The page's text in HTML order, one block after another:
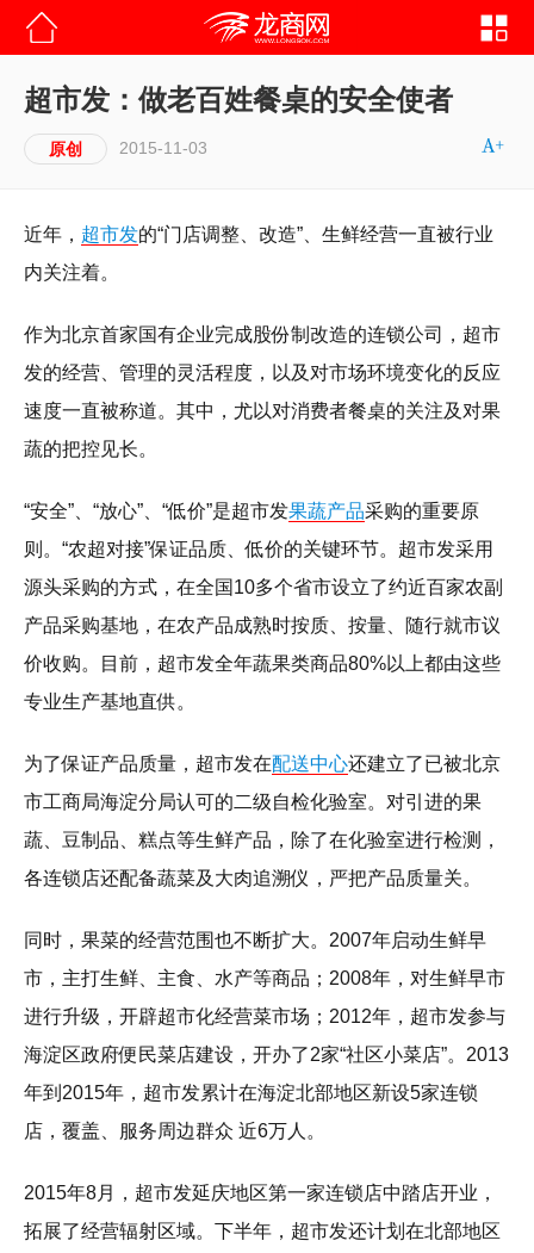
超市发：做老百姓餐桌的安全使者
原创 2015-11-03
近年， 超市发的“门店调整、改造”、生鲜经营一直被行业
内关注着。
作为北京首家国有企业完成股份制改造的连锁公司，超市
发的经营、管理的灵活程度，以及对市场环境变化的反应
速度一直被称道。其中，尤以对消费者餐桌的关注及对果
蔬的把控见长。
“安全”、“放心”、“低价”是超市发果蔬产品采购的重要原
则。“农超对接”保证品质、低价的关键环节。超市发采用
源头采购的方式，在全国10多个省市设立了约近百家农副
产品采购基地，在农产品成熟时按质、按量、随行就市议
价收购。目前，超市发全年蔬果类商品80%以上都由这些
专业生产基地直供。
为了保证产品质量，超市发在配送中心还建立了已被北京
市工商局海淀分局认可的二级自检化验室。对引进的果
蔬、豆制品、糕点等生鲜产品，除了在化验室进行检测，
各连锁店还配备蔬菜及大肉追溯仪，严把产品质量关。
同时，果菜的经营范围也不断扩大。2007年启动生鲜早
市，主打生鲜、主食、水产等商品；2008年，对生鲜早市
进行升级，开辟超市化经营菜市场；2012年，超市发参与
海淀区政府便民菜店建设，开办了2家“社区小菜店”。2013
年到2015年，超市发累计在海淀北部地区新设5家连锁
店，覆盖、服务周边群众 近6万人。
2015年8月，超市发延庆地区第一家连锁店中踏店开业，
拓展了经营辐射区域。下半年，超市发还计划在北部地区